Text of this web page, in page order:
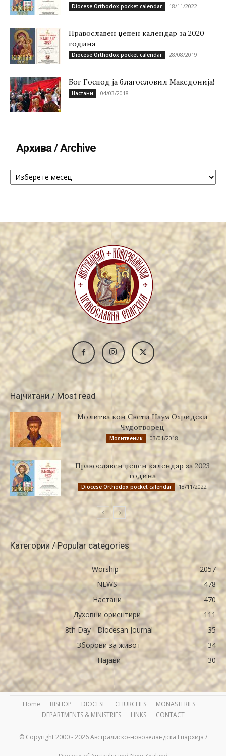
Diocese Orthodox pocket calendar 18/11/2022
Православен џепен календар за 2020
година
Diocese Orthodox pocket calendar 28/08/2019
Бог Господ ја благословил Македонија!
Настани 04/03/2018
Архива / Archive
Архива
Најчитани / Most read
Молитва кон Свети Наум Охридски
Чудотворец
Молитвеник 03/01/2018
Православен џепен календар за 2023
година
Diocese Orthodox pocket calendar 18/11/2022
Категории / Popular categories
Worship
2057
NEWS
478
Настани
470
Духовни ориентири
111
8th Day - Diocesan Journal
35
Зборови за живот
34
Најави
30
Home BISHOP DIOCESE CHURCHES
MONASTERIES
DEPARTMENTS & MINISTRIES
LINKS CONTACT
© Copyright 2000 - 2026 Австралиско-новозеландска Епархија /